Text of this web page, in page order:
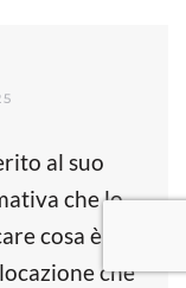
al suo
che lo
cosa è
che